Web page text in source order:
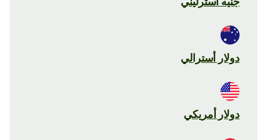
دولار أسترالي
دولار أمريكي